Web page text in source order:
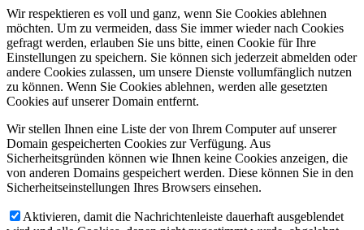
Wir respektieren es voll und ganz, wenn Sie Cookies ablehnen
möchten. Um zu vermeiden, dass Sie immer wieder nach Cookies
gefragt werden, erlauben Sie uns bitte, einen Cookie für Ihre
Einstellungen zu speichern. Sie können sich jederzeit abmelden oder
andere Cookies zulassen, um unsere Dienste vollumfänglich nutzen
zu können. Wenn Sie Cookies ablehnen, werden alle gesetzten
Cookies auf unserer Domain entfernt.
Wir stellen Ihnen eine Liste der von Ihrem Computer auf unserer
Domain gespeicherten Cookies zur Verfügung. Aus
Sicherheitsgründen können wie Ihnen keine Cookies anzeigen, die
von anderen Domains gespeichert werden. Diese können Sie in den
Sicherheitseinstellungen Ihres Browsers einsehen.
Aktivieren, damit die Nachrichtenleiste dauerhaft ausgeblendet